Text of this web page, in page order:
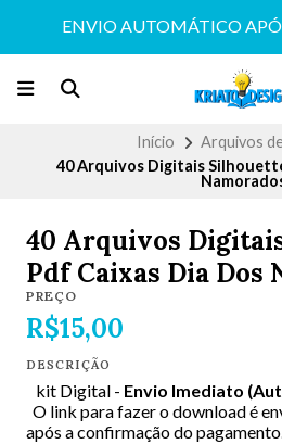
ENVIO AUTOMÁTICO
Início
Arquivos
40 Arquivos Digitais
40 Arquivos
Pdf Caixas Dia Dos
PREÇO
R$15,00
DESCRIÇÃO
kit Digital - Envio Imediato
O link para fazer o download é
após a confirmação do